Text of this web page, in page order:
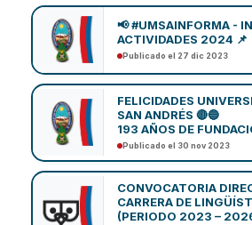
📢 #UMSAINFORMA -
ACTIVIDADES 2024 📌
Publicado el 27 dic 2023
FELICIDADES
SAN ANDRÉS 🔴🔵
193 AÑOS DE
Publicado el 30 nov 2023
CONVOCATORIA
CARRERA DE
(PERIODO 2023 –